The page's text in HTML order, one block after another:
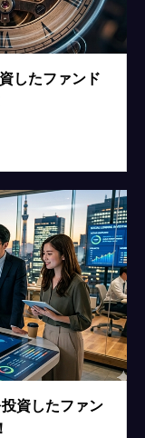
したファンド
資したファン